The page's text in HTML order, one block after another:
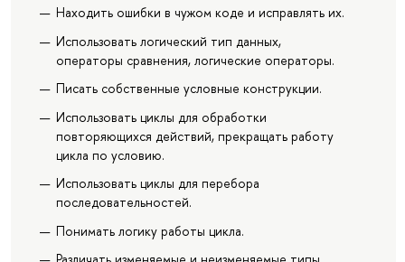
Находить ошибки в чужом коде и исправлять их.
Использовать логический тип данных,
операторы сравнения, логические операторы.
Писать собственные условные конструкции.
Использовать циклы для обработки
повторяющихся действий, прекращать работу
цикла по условию.
Использовать циклы для перебора
последовательностей.
Понимать логику работы цикла.